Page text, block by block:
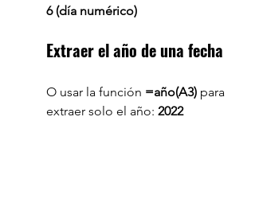
6 (día numérico)
Extraer el año de una fecha
O usar la función =año(A3) para
extraer solo el año: 2022